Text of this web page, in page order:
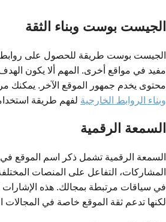
الجيست بوست وبناء الثقة
الجيست بوست طريقة للحصول على
مفيد في مواقع أخرى. المهم ألا يكون
محتوى يخدم جمهور الموقع الآخر. يمكنك
وبناء الروابط الخارجية لفهم طريقة
السمعة الرقمية
السمعة الرقمية تشمل ذكر اسم الموقع
المشاركات، التفاعل على المنصات
في سياقات مرتبطة بمجالك. هذه الإشارات
لكنها تدعم ثقة الموقع خاصة في المجالات